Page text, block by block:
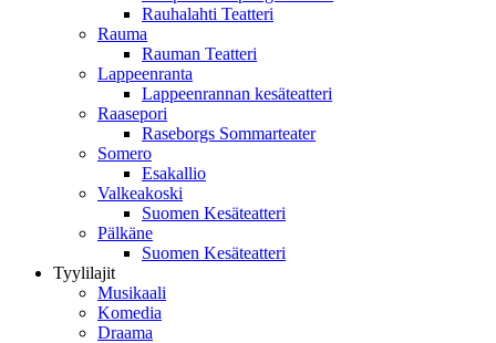
Rauhalahti Teatteri
Rauma
Rauman Teatteri
Lappeenranta
Lappeenrannan kesäteatteri
Raasepori
Raseborgs Sommarteater
Somero
Esakallio
Valkeakoski
Suomen Kesäteatteri
Pälkäne
Suomen Kesäteatteri
Tyylilajit
Musikaali
Komedia
Draama